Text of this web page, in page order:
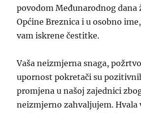
povodom Međunarodnog dana
Općine Breznica i u osobno
vam iskrene čestitke.
Vaša neizmjerna snaga,
upornost pokretači su
promjena u našoj zajednici
neizmjerno zahvaljujem. Hvala